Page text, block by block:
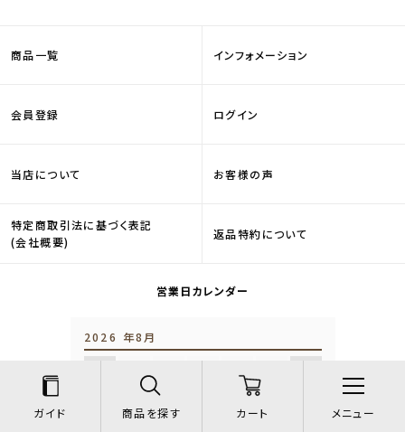
商品一覧 インフォメーション
会員登録 ログイン
当店について お客様の声
特定商取引法に基づく表記
(会社概要)
返品特約について
営業日カレンダー
2026 年8月
3 4 6